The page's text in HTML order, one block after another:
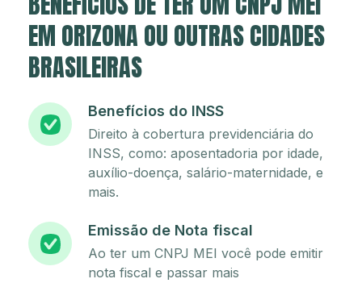
EM ORIZONA OU OUTRAS CIDADES
BRASILEIRAS
Benefícios do INSS
Direito à cobertura previdenciária do
INSS, como: aposentadoria por idade,
auxílio-doença, salário-maternidade, e
mais.
Emissão de Nota fiscal
Ao ter um CNPJ MEI você pode emitir
nota fiscal e passar mais